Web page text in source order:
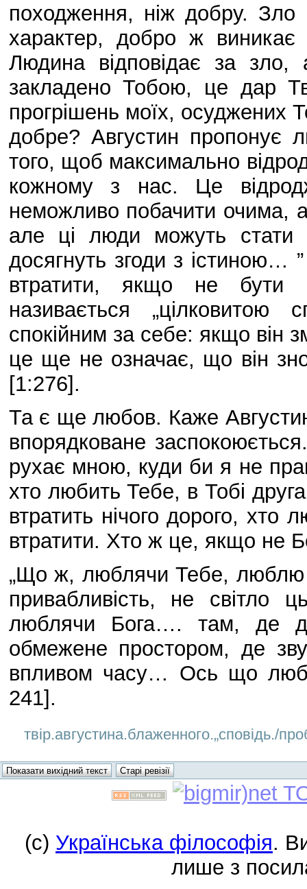
походження, ніж добру.
характер, добро ж виникає
Людина відповідає за
закладено Тобою, це дар
прогрішень моїх,
добре? Августин пропонує
того, щоб максимально
кожному з нас. Це
неможливо побачити очима,
але ці люди можуть стати
досягнуть згоди з
втратити, якщо не бути
називається
спокійним за себе: якщо він
це ще не означає, що він
[1:276].
Та є ще любов. Каже
впорядковане
рухає мною, куди би я не
хто любить Тебе, в Тобі
втратить нічого дорого, хто
втратити. Хто ж це, якщо не
„Що ж, люблячи Тебе, люблю
привабливість, не
люблячи Бога…. там, де
обмежене простором, де
впливом часу… Ось що
241].
твір.августина.блаженного.„сповідь./
(c) Українська філософія.
лише з